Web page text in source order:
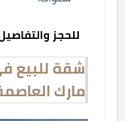
للحجز
شقة للبيع
مارك